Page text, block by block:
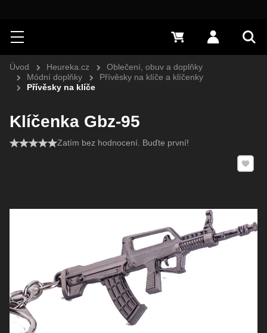
Hledat
Menu Přihlásit
0 Kč
Úvod Heureka.cz
Oblečení, obuv a doplňky
Módní doplňky
Přívěsky na klíče a klíčenky
Přívěsky na klíče
Klíčenka Gbz-95
Zatím bez hodnocení. Buďte první!
Přidat